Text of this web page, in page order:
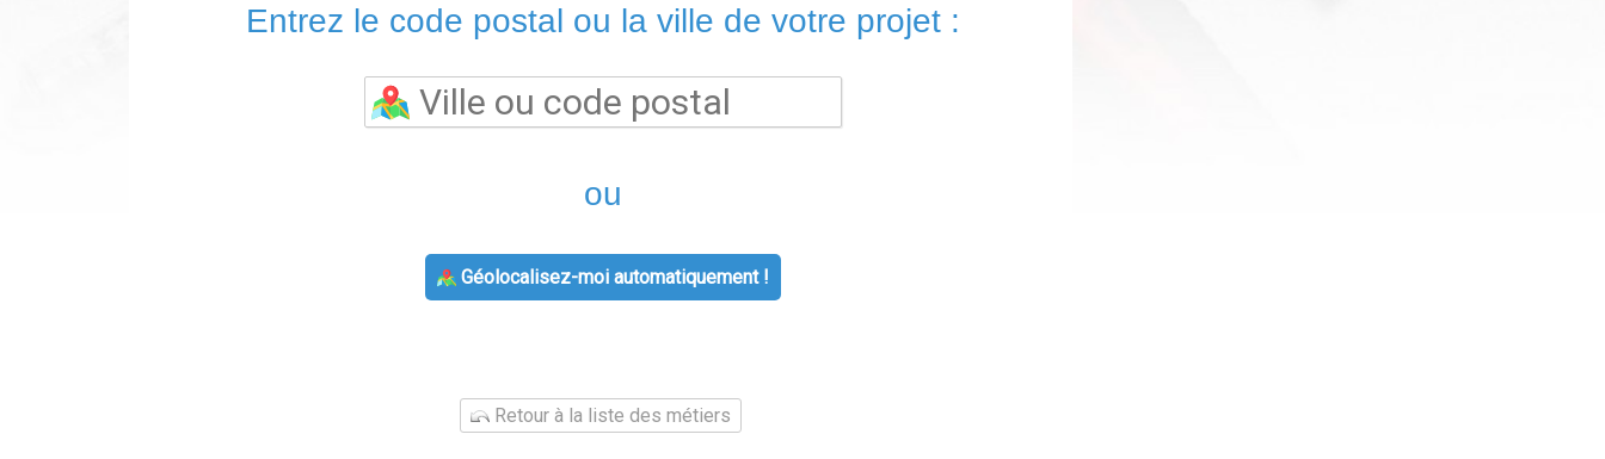
Entrez le code postal ou la ville de votre projet :
ou
Géolocalisez-moi automatiquement !
Retour à la liste des métiers